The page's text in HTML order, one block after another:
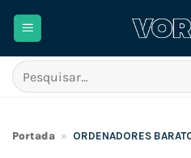
Pesquisar
por:
Portada » ORDENADORES